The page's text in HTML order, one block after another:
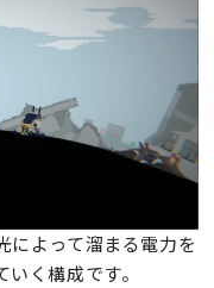
によって溜まる電力を
く構成です。